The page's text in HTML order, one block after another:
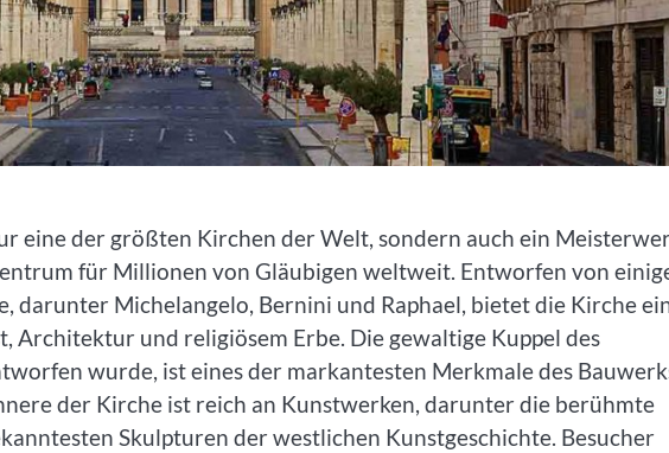
eine der größten Kirchen der Welt, sondern auch ein
für Millionen von Gläubigen weltweit. Entworfen von
darunter Michelangelo, Bernini und Raphael, bietet die Kirche
Architektur und religiösem Erbe. Die gewaltige Kuppel des
wurde, ist eines der markantesten Merkmale des
der Kirche ist reich an Kunstwerken, darunter die berühmte
Skulpturen der westlichen Kunstgeschichte. Besucher